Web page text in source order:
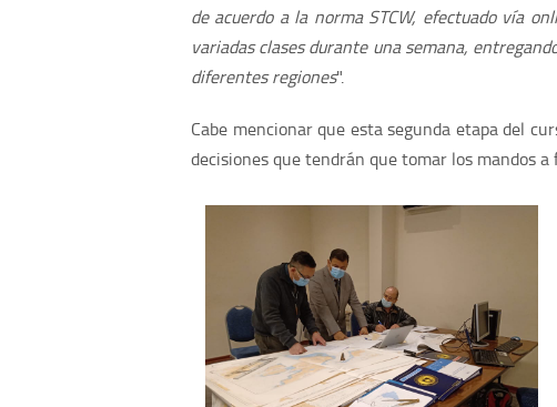
de acuerdo a la norma STCW, efectuado vía
variadas clases durante una semana,
diferentes regiones".
Cabe mencionar que esta segunda etapa del
decisiones que tendrán que tomar los mandos